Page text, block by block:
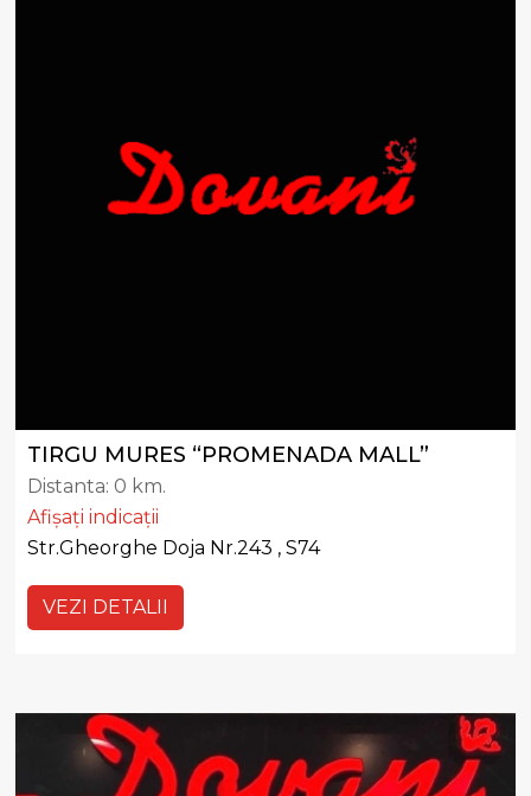
TIRGU MURES “PROMENADA MALL”
Distanta: 0 km.
Afișați indicații
Str.Gheorghe Doja Nr.243 , S74
VEZI DETALII